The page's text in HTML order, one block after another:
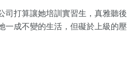
司打算讓她培訓實習生，真雅聽後
一成不變的生活，但礙於上級的壓